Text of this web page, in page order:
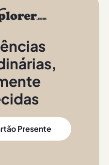
,
Presente